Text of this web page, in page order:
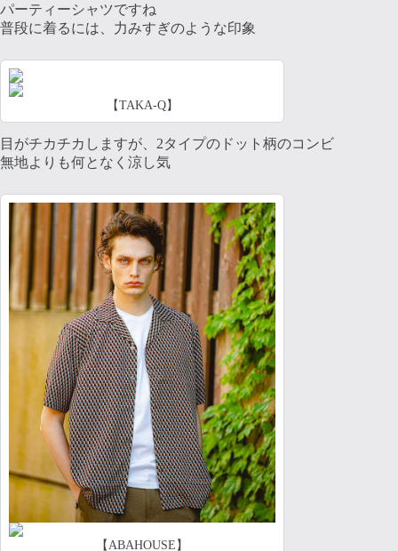
パーティーシャツですね
普段に着るには、力みすぎのような印象
【TAKA-Q】
目がチカチカしますが、2タイプのドット柄のコンビ
無地よりも何となく涼し気
【ABAHOUSE】